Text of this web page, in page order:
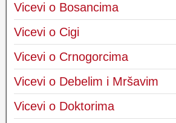
Vicevi o Bosancima
Vicevi o Cigi
Vicevi o Crnogorcima
Vicevi o Debelim i Mršavim
Vicevi o Doktorima